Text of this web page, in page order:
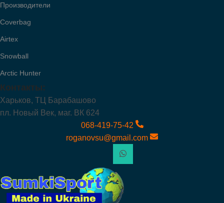
Производители
Coverbag
Airtex
Snowball
Arctic Hunter
Контакты:
Харьков, ТЦ Барабашово
пл. Новый Век, маг. ВК 624
068-419-75-42
roganovsu@gmail.com